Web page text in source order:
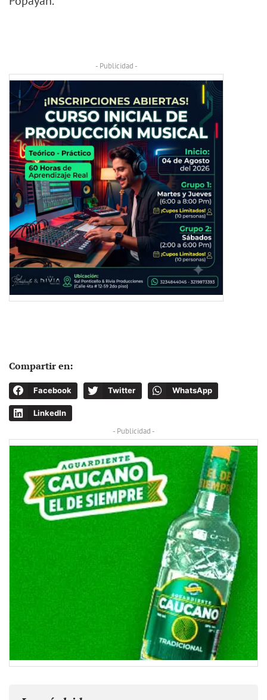
- Publicidad -
Compartir en:
Facebook Twitter WhatsApp
LinkedIn
- Publicidad -